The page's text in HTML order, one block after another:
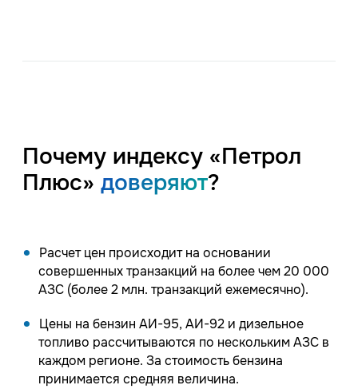
Почему индексу «Петрол
Плюс» доверяют?
Расчет цен происходит на основании
совершенных транзакций на более чем 20 000
АЗС (более 2 млн. транзакций ежемесячно).
Цены на бензин АИ-95, АИ-92 и дизельное
топливо рассчитываются по нескольким АЗС в
каждом регионе. За стоимость бензина
принимается средняя величина.